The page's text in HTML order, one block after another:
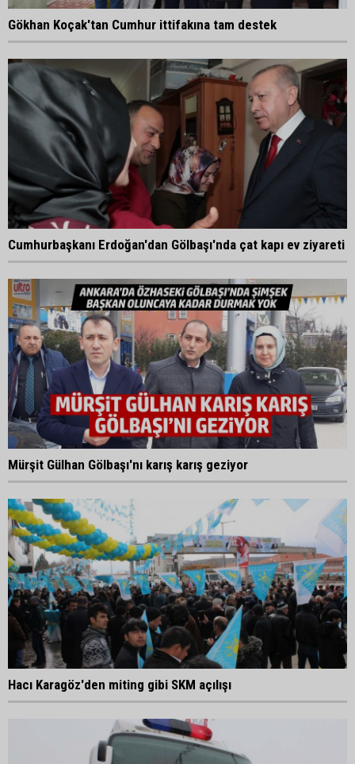
Gökhan Koçak'tan Cumhur ittifakına tam destek
Cumhurbaşkanı Erdoğan'dan Gölbaşı'nda çat kapı ev ziyareti
Mürşit Gülhan Gölbaşı'nı karış karış geziyor
Hacı Karagöz'den miting gibi SKM açılışı